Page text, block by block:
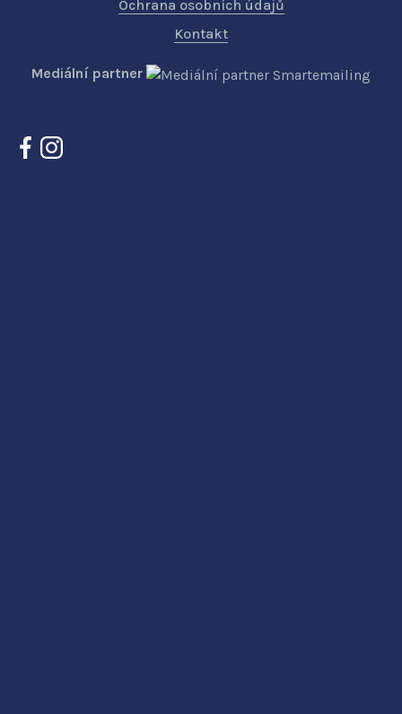
Ochrana osobních údajů
Kontakt
Mediální partner